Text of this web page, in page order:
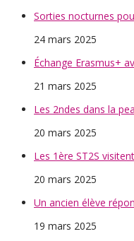
Sorties nocturnes
24 mars 2025
Échange Erasmus+
21 mars 2025
Les 2ndes dans la
20 mars 2025
Les 1ère ST2S visitent
20 mars 2025
Un ancien élève
19 mars 2025